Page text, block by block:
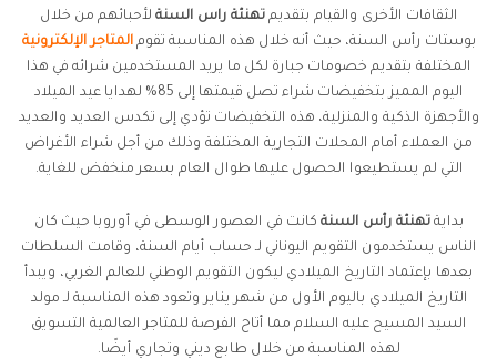
الثقافات الأخرى والقيام بتقديم تهنئة راس السنة لأحبائهم من خلال
بوستات رأس السنة، حيث أنه خلال هذه المناسبة تقومالمتاجر الإلكترونية
المختلفة بتقديم خصومات جبارة لكل ما يريد المستخدمين شرائه في هذا
اليوم المميز بتخفيضات شراء تصل قيمتها إلى 85% لهدايا عيد الميلاد
والأجهزة الذكية والمنزلية، هذه التخفيضات تؤدي إلى تكدس العديد والعديد
من العملاء أمام المحلات التجارية المختلفة وذلك من أجل شراء الأغراض
التي لم يستطيعوا الحصول عليها طوال العام بسعر منخفض للغاية.
بداية تهنئة رأس السنة كانت في العصور الوسطى في أوروبا حيث كان
الناس يستخدمون التقويم اليوناني لـ حساب أيام السنة، وقامت السلطات
بعدها بإعتماد التاريخ الميلادي ليكون التقويم الوطني للعالم الغربي، ويبدأ
التاريخ الميلادي باليوم الأول من شهر يناير وتعود هذه المناسبة لـ مولد
السيد المسيح عليه السلام مما أتاح الفرصة للمتاجر العالمية التسويق
لهذه المناسبة من خلال طابع ديني وتجاري أيضًا.